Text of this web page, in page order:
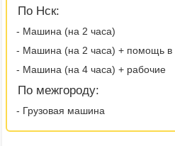
По Нск:
- Машина (на 2 часа)
- Машина (на 2 часа) + помощь в
- Машина (на 4 часа) + рабочие
По межгороду:
- Грузовая машина